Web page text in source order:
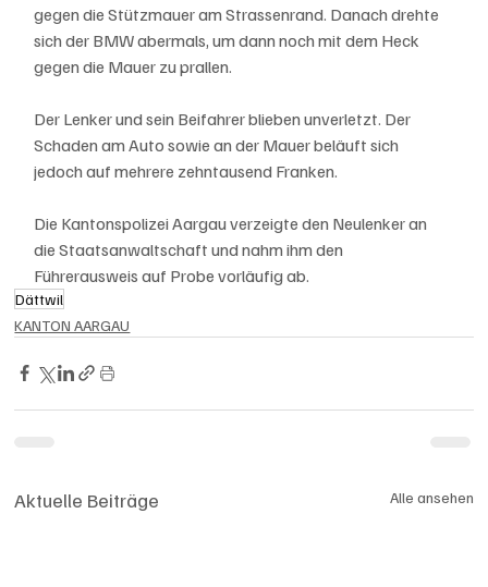
gegen die Stützmauer am Strassenrand. Danach drehte
sich der BMW abermals, um dann noch mit dem Heck
gegen die Mauer zu prallen.
Der Lenker und sein Beifahrer blieben unverletzt. Der
Schaden am Auto sowie an der Mauer beläuft sich
jedoch auf mehrere zehntausend Franken.
Die Kantonspolizei Aargau verzeigte den Neulenker an
die Staatsanwaltschaft und nahm ihm den
Führerausweis auf Probe vorläufig ab.
Dättwil
KANTON AARGAU
Aktuelle Beiträge Alle ansehen